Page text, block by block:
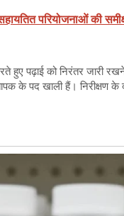
परियोजनाओं की
हुए पढ़ाई को निरंतर जारी
के पद खाली हैं। निरीक्षण के